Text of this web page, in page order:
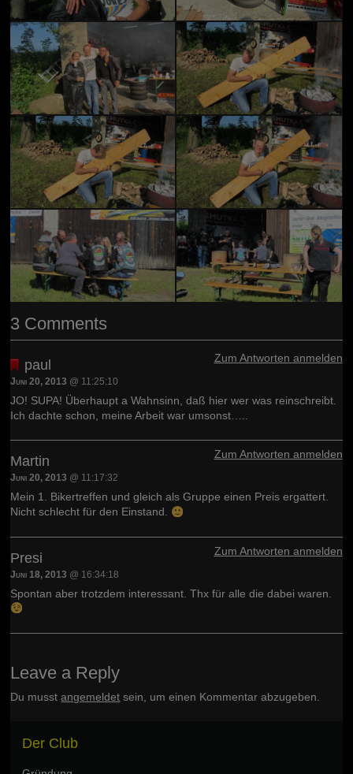
3 Comments
paul
Juni 20, 2013 @ 11:25:10
JO! SUPA! Überhaupt a Wahnsinn, daß hier wer was reinschreibt.
Ich dachte schon, meine Arbeit war umsonst…..
Zum Antworten anmelden
Martin
Juni 20, 2013 @ 11:17:32
Mein 1. Bikertreffen und gleich als Gruppe einen Preis ergattert.
Nicht schlecht für den Einstand.
Zum Antworten anmelden
Presi
Juni 18, 2013 @ 16:34:18
Spontan aber trotzdem interessant. Thx für alle die dabei waren.
Zum Antworten anmelden
Leave a Reply
Du musstangemeldet sein, um einen Kommentar abzugeben.
Der Club